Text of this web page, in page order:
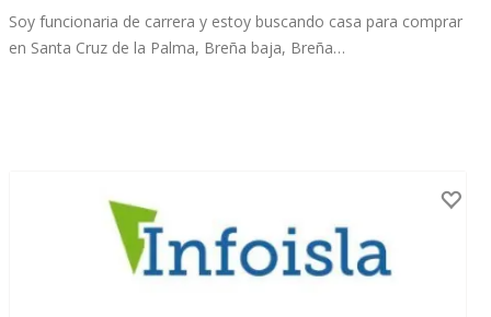
Soy funcionaria de carrera y estoy buscando casa para comprar
en Santa Cruz de la Palma, Breña baja, Breña…